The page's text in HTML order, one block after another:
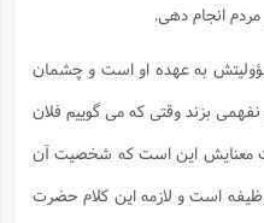
انجام دهى.
به عهده او است و چشمان
بزند وقتى که مى گوییم فلان
این است که شخصیت آن
است و لازمه این کلام حضرت